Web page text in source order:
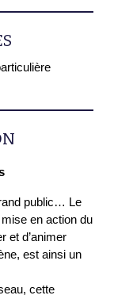
public… Le
en action du
et d’animer
est ainsi un
cette